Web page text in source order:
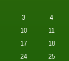
3
4
10
11
17
18
24
25